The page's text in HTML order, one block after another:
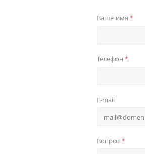
Ваше имя *
Телефон *
E-mail
Вопрос*